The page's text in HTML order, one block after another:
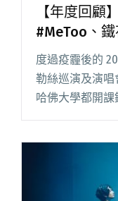
【年度回顧
#MeToo、
灣音樂事件
度過疫霾後的
勒絲巡演及演
哈佛大學都開課
接連來台開唱
許久未發片的
大嘻哈時代2
盤點2023年台